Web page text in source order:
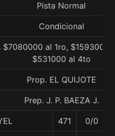
Pista Normal
Condicional
$7080000 al 1ro,
$531000 al 4to
Prop. EL QUIJOTE
Prep. J. P. BAEZA J.
471 0/0